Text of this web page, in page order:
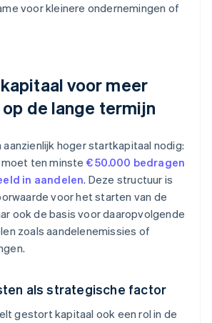
voor kleinere ondernemingen of
voor meer
de lange termijn
aanzienlijk hoger startkapitaal nodig:
ten minste € 50.000 bedragen
in aandelen. Deze structuur is
voor het starten van de
ook de basis voor daaropvolgende
zoals aandelenemissies of
als strategische factor
gestort kapitaal ook een rol in de